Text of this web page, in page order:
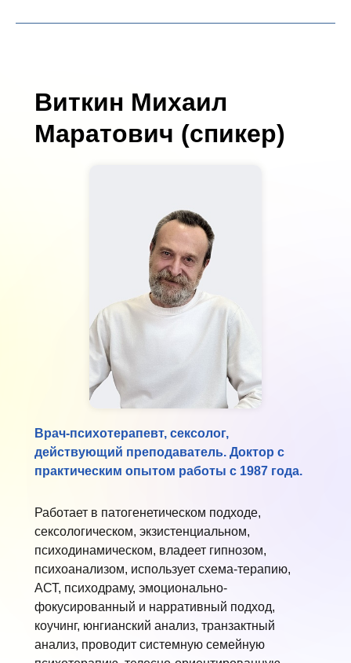
Виткин Михаил
Маратович (спикер)
Врач-психотерапевт, сексолог,
действующий преподаватель. Доктор с
практическим опытом работы с 1987 года.
Работает в патогенетическом подходе,
сексологическом, экзистенциальном,
психодинамическом, владеет гипнозом,
психоанализом, использует схема-терапию,
АСТ, психодраму, эмоционально-
фокусированный и нарративный подход,
коучинг, юнгианский анализ, транзактный
анализ, проводит системную семейную